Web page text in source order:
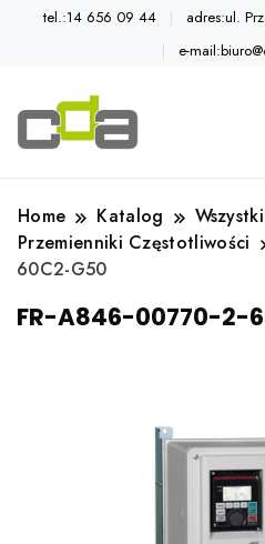
tel.:14 656 09 44
adres:ul.
e-
Home Katalog
Przemienniki Częstotliwości
60C2-G50
FR-A846-00770-2-